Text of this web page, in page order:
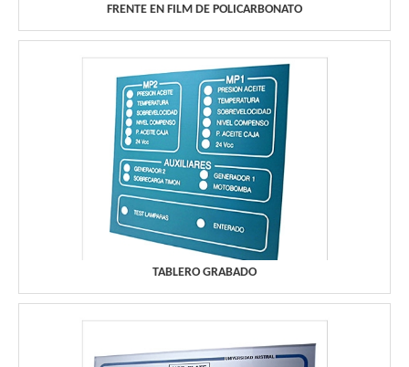
FRENTE EN FILM DE POLICARBONATO
TABLERO GRABADO